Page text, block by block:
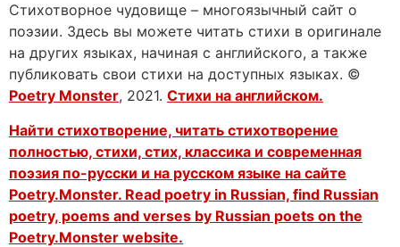
Стихотворное чудовище – многоязычный сайт о
поэзии. Здесь вы можете читать стихи в оригинале
на других языках, начиная с английского, а также
публиковать свои стихи на доступных языках. ©
Poetry Monster, 2021. Стихи на английском.
Найти стихотворение, читать стихотворение
полностью, стихи, стих, классика и современная
поэзия по-русски и на русском языке на сайте
Poetry.Monster. Read poetry in Russian, find Russian
poetry, poems and verses by Russian poets on the
Poetry.Monster website.